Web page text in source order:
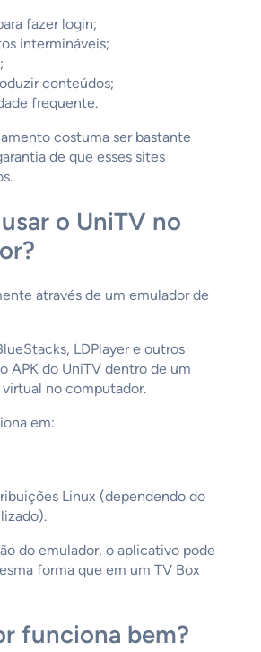
fazer login;
intermináveis;
conteúdos;
frequente.
costuma ser bastante
de que esses sites
o UniTV no
através de um emulador de
LDPlayer e outros
APK do UniTV dentro de um
no computador.
em:
Linux (dependendo do
do emulador, o aplicativo pode
forma que em um TV Box
funciona bem?